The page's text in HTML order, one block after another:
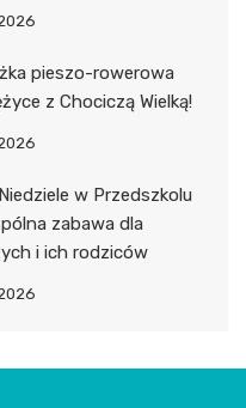
pieszo-rowerowa
z Chociczą Wielką!
w Przedszkolu
zabawa dla
i ich rodziców